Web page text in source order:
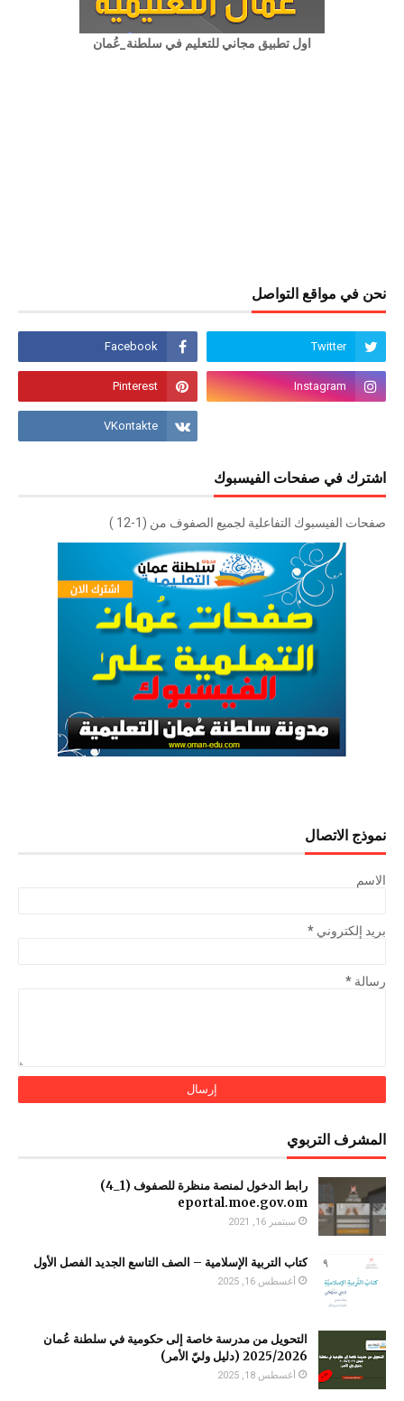
اول تطبيق مجاني للتعليم في سلطنة_عُمان
نحن في مواقع التواصل
اشترك في صفحات الفيسبوك
صفحات الفيسبوك التفاعلية لجميع الصفوف من (1-12 )
نموذج الاتصال
الاسم
بريد إلكتروني *
رسالة *
المشرف التربوي
رابط الدخول لمنصة منظرة للصفوف (1_4)
سبتمبر 16, 2021
كتاب التربية الإسلامية – الصف التاسع الجديد الفصل الأول
أغسطس 16, 2025
التحويل من مدرسة خاصة إلى حكومية في سلطنة عُمان
2025/2026 (دليل وليّ الأمر)
أغسطس 18, 2025